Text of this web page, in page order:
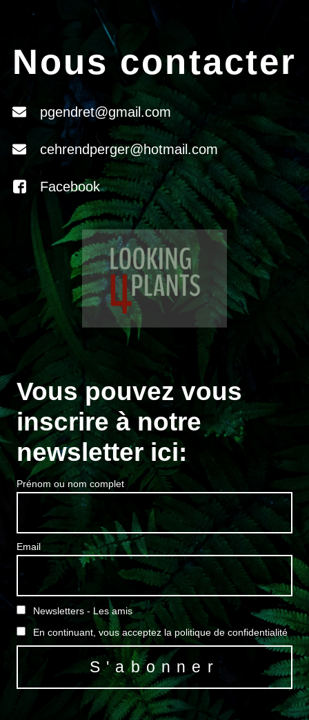
Nous contacter
pgendret@gmail.com
cehrendperger@hotmail.com
Facebook
Vous pouvez vous
inscrire à notre
newsletter ici:
Prénom ou nom complet
Email
Newsletters - Les amis
En continuant, vous acceptez la politique de confidentialité